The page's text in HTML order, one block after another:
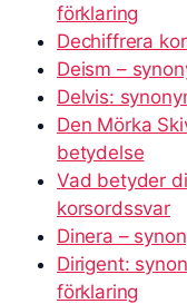
förklaring
Dechiffrera
Deism –
Delvis:
Den Mörka
betydelse
Vad betyder
korsordssvar
Dinera –
Dirigent:
förklaring